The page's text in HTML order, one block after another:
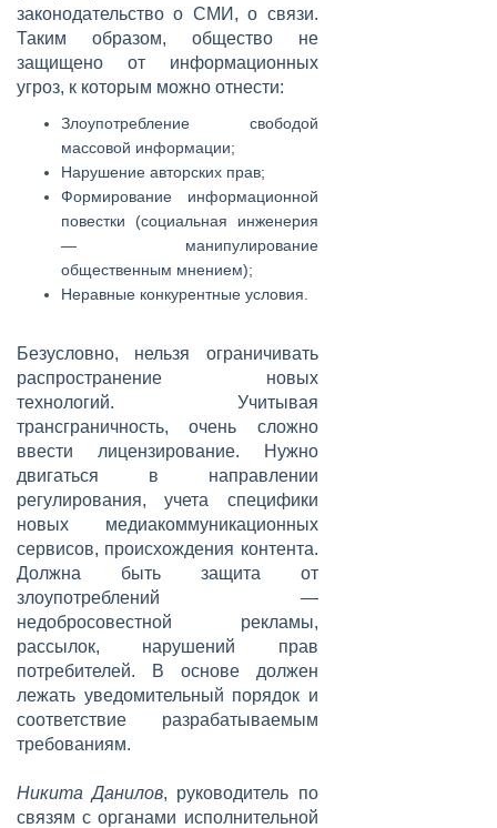
законодательство о СМИ, о связи.
Таким образом, общество не
защищено от информационных
угроз, к которым можно отнести:
Злоупотребление свободой
массовой информации;
Нарушение авторских прав;
Формирование информационной
повестки (социальная инженерия
— манипулирование
общественным мнением);
Неравные конкурентные условия.
Безусловно, нельзя ограничивать
распространение новых
технологий. Учитывая
трансграничность, очень сложно
ввести лицензирование. Нужно
двигаться в направлении
регулирования, учета специфики
новых медиакоммуникационных
сервисов, происхождения контента.
Должна быть защита от
злоупотреблений —
недобросовестной рекламы,
рассылок, нарушений прав
потребителей. В основе должен
лежать уведомительный порядок и
соответствие разрабатываемым
требованиям.
Никита Данилов, руководитель по
связям с органами исполнительной